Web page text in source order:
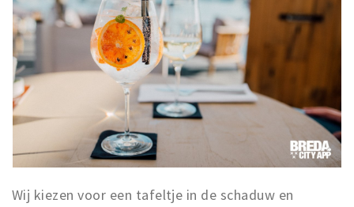
Wij kiezen voor een tafeltje in de schaduw en